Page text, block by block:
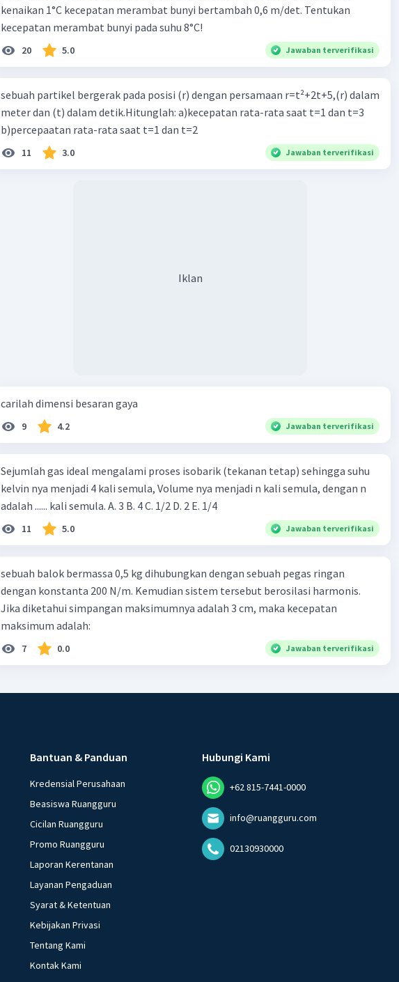
kenaikan 1°C kecepatan merambat bunyi bertambah 0,6 m/det. Tentukan
kecepatan merambat bunyi pada suhu 8°C!
20 5.0 Jawaban terverifikasi
sebuah partikel bergerak pada posisi (r) dengan persamaan r=t²+2t+5,(r) dalam
meter dan (t) dalam detik.Hitunglah: a)kecepatan rata-rata saat t=1 dan t=3
b)percepaatan rata-rata saat t=1 dan t=2
11 3.0 Jawaban terverifikasi
Iklan
carilah dimensi besaran gaya
9 4.2 Jawaban terverifikasi
Sejumlah gas ideal mengalami proses isobarik (tekanan tetap) sehingga suhu
kelvin nya menjadi 4 kali semula, Volume nya menjadi n kali semula, dengan n
adalah ...... kali semula. A. 3 B. 4 C. 1/2 D. 2 E. 1/4
11 5.0 Jawaban terverifikasi
sebuah balok bermassa 0,5 kg dihubungkan dengan sebuah pegas ringan
dengan konstanta 200 N/m. Kemudian sistem tersebut berosilasi harmonis.
Jika diketahui simpangan maksimumnya adalah 3 cm, maka kecepatan
maksimum adalah:
7 0.0 Jawaban terverifikasi
Bantuan & Panduan
Kredensial Perusahaan
Beasiswa Ruangguru
Cicilan Ruangguru
Promo Ruangguru
Laporan Kerentanan
Layanan Pengaduan
Syarat & Ketentuan
Kebijakan Privasi
Tentang Kami
Kontak Kami
Hubungi Kami
+62 815-7441-0000
info@ruangguru.com
02130930000